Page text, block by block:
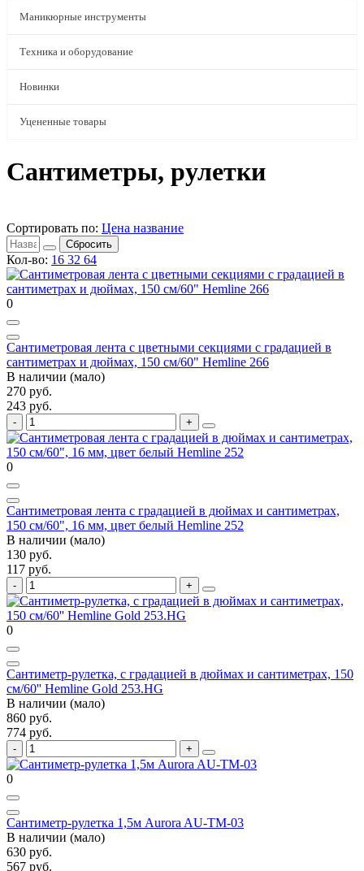
Маникюрные инструменты
Техника и оборудование
Новинки
Уцененные товары
Сантиметры, рулетки
Сортировать по: Цена название
Сбросить
Кол-во: 16 32 64
0
Сантиметровая лента с цветными секциями с градацией в
сантиметрах и дюймах, 150 см/60" Hemline 266
В наличии (мало)
270 руб.
243 руб.
0
Сантиметровая лента с градацией в дюймах и сантиметрах,
150 см/60", 16 мм, цвет белый Hemline 252
В наличии (мало)
130 руб.
117 руб.
0
Сантиметр-рулетка, с градацией в дюймах и сантиметрах, 150
см/60'' Hemline Gold 253.HG
В наличии (мало)
860 руб.
774 руб.
0
Сантиметр-рулетка 1,5м Aurora AU-TM-03
В наличии (мало)
630 руб.
567 руб.